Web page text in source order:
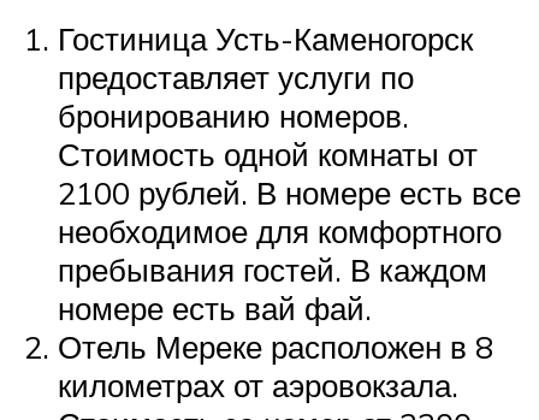
Гостиница Усть-Каменогорск
предоставляет услуги по
бронированию номеров.
Стоимость одной комнаты от
2100 рублей. В номере есть все
необходимое для комфортного
пребывания гостей. В каждом
номере есть вай фай.
Отель Мереке расположен в 8
километрах от аэровокзала.